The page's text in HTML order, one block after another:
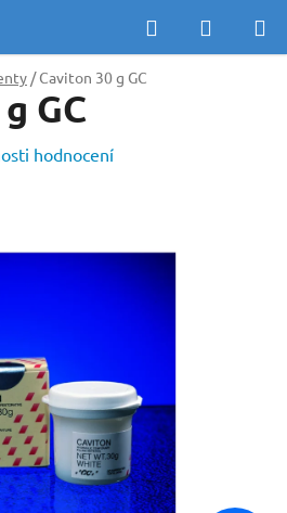
Hledat
KOŠÍK
/ Caviton 30 g GC
GC
hodnocení